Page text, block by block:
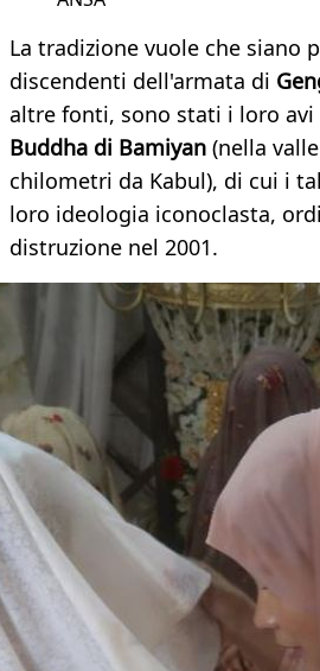
La tradizione vuole che siano
discendenti dell'armata di
altre fonti, sono stati i loro avi
Buddha di Bamiyan (nella
chilometri da Kabul), di cui i
loro ideologia iconoclasta,
distruzione nel 2001.